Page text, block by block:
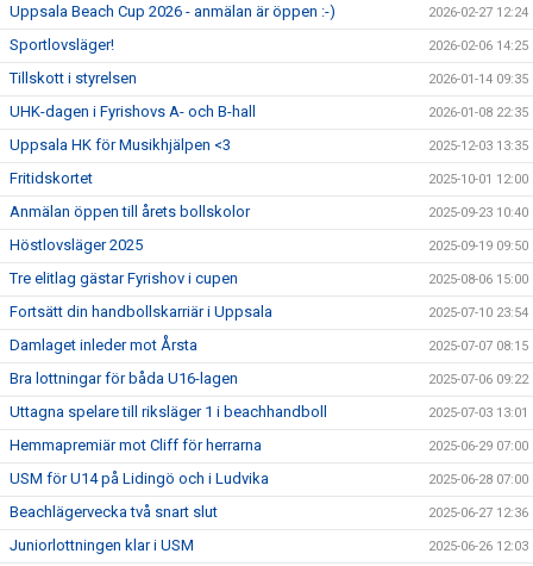
Uppsala Beach Cup 2026 - anmälan är öppen :-) 2026-02-27 12:24
Sportlovsläger! 2026-02-06 14:25
Tillskott i styrelsen 2026-01-14 09:35
UHK-dagen i Fyrishovs A- och B-hall 2026-01-08 22:35
Uppsala HK för Musikhjälpen <3 2025-12-03 13:35
Fritidskortet 2025-10-01 12:00
Anmälan öppen till årets bollskolor 2025-09-23 10:40
Höstlovsläger 2025 2025-09-19 09:50
Tre elitlag gästar Fyrishov i cupen 2025-08-06 15:00
Fortsätt din handbollskarriär i Uppsala 2025-07-10 23:54
Damlaget inleder mot Årsta 2025-07-07 08:15
Bra lottningar för båda U16-lagen 2025-07-06 09:22
Uttagna spelare till riksläger 1 i beachhandboll 2025-07-03 13:01
Hemmapremiär mot Cliff för herrarna 2025-06-29 07:00
USM för U14 på Lidingö och i Ludvika 2025-06-28 07:00
Beachlägervecka två snart slut 2025-06-27 12:36
Juniorlottningen klar i USM 2025-06-26 12:03